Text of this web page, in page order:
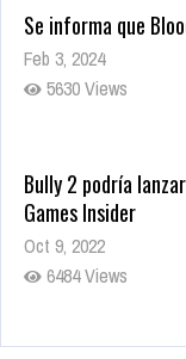
Se informa que
Feb 3, 2024
5630 Views
Bully 2 podría
Games Insider
Oct 9, 2022
6484 Views
Rumor: Se filtran